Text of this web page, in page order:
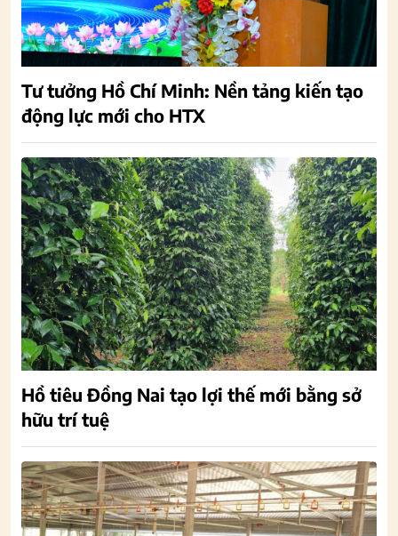
Tư tưởng Hồ Chí Minh: Nền tảng kiến tạo
động lực mới cho HTX
Hồ tiêu Đồng Nai tạo lợi thế mới bằng sở
hữu trí tuệ